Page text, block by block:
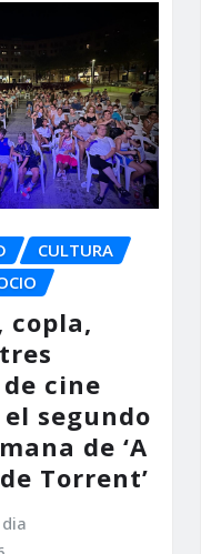
CULTURA
copla,
cine
segundo
de ‘A
Torrent’